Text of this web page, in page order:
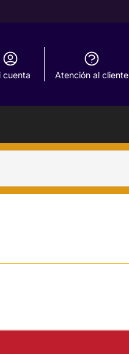
cuenta Atención al cliente